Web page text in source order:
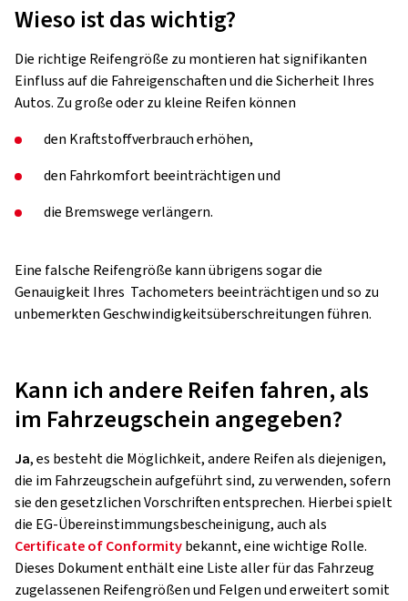
Wieso ist das wichtig?
Die richtige Reifengröße zu montieren hat signifikanten
Einfluss auf die Fahreigenschaften und die Sicherheit Ihres
Autos. Zu große oder zu kleine Reifen können
den Kraftstoffverbrauch erhöhen,
den Fahrkomfort beeinträchtigen und
die Bremswege verlängern.
Eine falsche Reifengröße kann übrigens sogar die
Genauigkeit Ihres Tachometers beeinträchtigen und so zu
unbemerkten Geschwindigkeitsüberschreitungen führen.
Kann ich andere Reifen fahren, als
im Fahrzeugschein angegeben?
Ja, es besteht die Möglichkeit, andere Reifen als diejenigen,
die im Fahrzeugschein aufgeführt sind, zu verwenden, sofern
sie den gesetzlichen Vorschriften entsprechen. Hierbei spielt
die EG-Übereinstimmungsbescheinigung, auch als
Certificate of Conformitybekannt, eine wichtige Rolle.
Dieses Dokument enthält eine Liste aller für das Fahrzeug
zugelassenen Reifengrößen und Felgen und erweitert somit